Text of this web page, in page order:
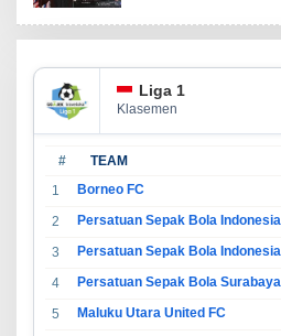
Liga 1
Klasemen
# TEAM
1 Borneo FC
2
3
4
Persatuan Sepak Bola Surabaya
5
Maluku Utara United FC